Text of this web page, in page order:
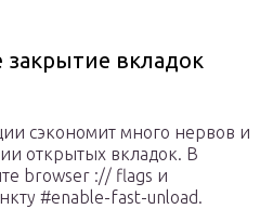
закрытие вкладок
сэкономит много нервов и
открытых вкладок. В
browser :// flags и
#enable-fast-unload.